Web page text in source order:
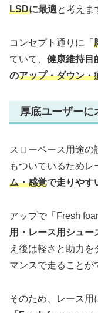
LSDに最適と考えま
コンセプト通りに「
ていて、 健康維持目
のアップ・ダウン・
厚底ユーザーに
スローペース用途の
もついているためレ
ム・感覚で走りやす
アップで「Fresh
用・レース用シュ
え後は軽さと助力
マンスで走ることが
そのため、レース用